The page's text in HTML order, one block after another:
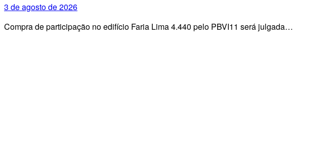
3 de agosto de 2026
Compra de participação no edifício Faria Lima 4.440 pelo PBVI11 será julgada…